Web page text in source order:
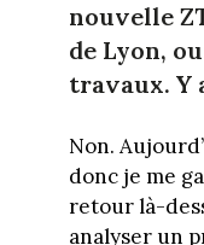
nouvelle
de Lyon,
travaux. Y
Non.
donc je me
retour là-
analyser un